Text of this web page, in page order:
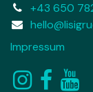
+43 650
Impressum